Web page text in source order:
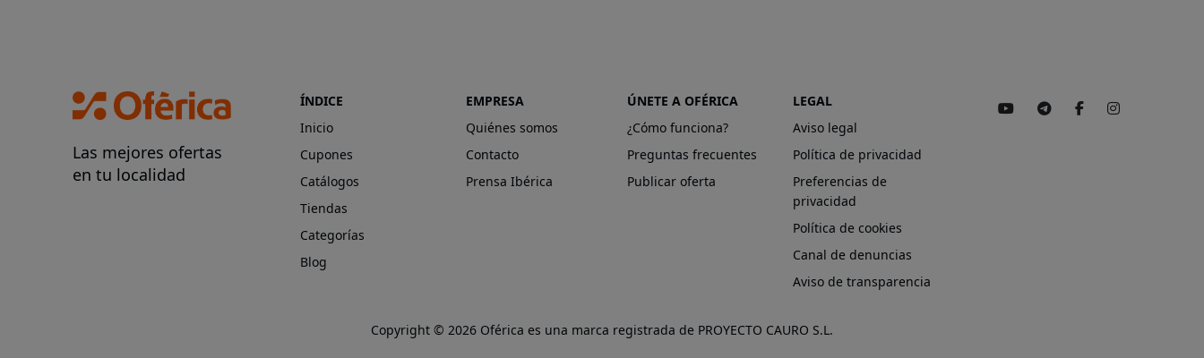
Las mejores ofertas
en tu localidad
ÍNDICE
Inicio
Cupones
Catálogos
Tiendas
Categorías
Blog
EMPRESA
Quiénes somos
Contacto
Prensa Ibérica
ÚNETE A OFÉRICA
¿Cómo funciona?
Preguntas frecuentes
Publicar oferta
LEGAL
Aviso legal
Política de privacidad
Preferencias de
privacidad
Política de cookies
Canal de denuncias
Aviso de transparencia
Copyright © 2026 Oférica es una marca registrada de PROYECTO CAURO S.L.